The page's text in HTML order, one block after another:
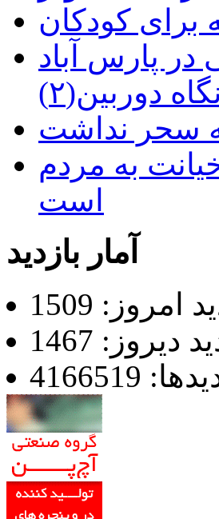
پارس آباد
دوربین(۲)
سحر نداشت
به مردم
است
آمار بازدید
امروز: 1509
دیروز: 1467
4166519